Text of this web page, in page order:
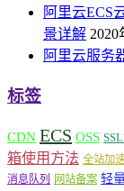
阿里云ECS
景详解 2020
阿里云服务
标签
CDN ECS OSS
箱使用方法 全站加
消息队列
网站备案 轻